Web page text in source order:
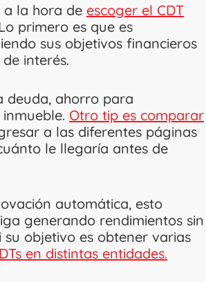
a la hora de escoger el CDT
primero es que es
sus objetivos financieros
interés.
deuda, ahorro para
Otro tip es comparar
a las diferentes páginas
le llegaría antes de
automática, esto
generando rendimientos sin
objetivo es obtener varias
en distintas entidades.